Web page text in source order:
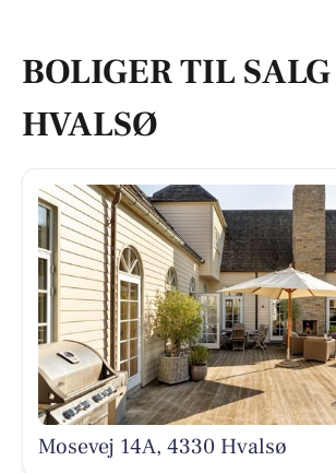
BOLIGER TIL
HVALSØ
Mosevej 14A, 4330 Hvalsø